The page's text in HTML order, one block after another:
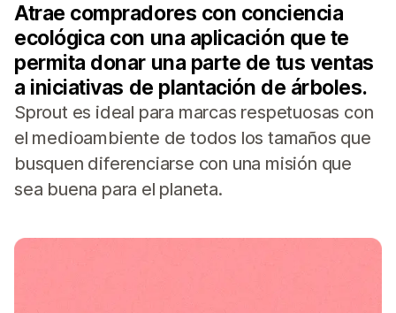
Atrae compradores con conciencia
ecológica con una aplicación que te
permita donar una parte de tus ventas
a iniciativas de plantación de árboles.
Sprout es ideal para marcas respetuosas con
el medioambiente de todos los tamaños que
busquen diferenciarse con una misión que
sea buena para el planeta.